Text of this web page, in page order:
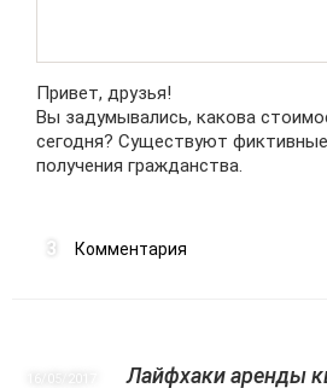
Привет, друзья!
Вы задумывались, какова
сегодня? Существуют
получения гражданства.
3 Комментария
Лайфхаки аренды